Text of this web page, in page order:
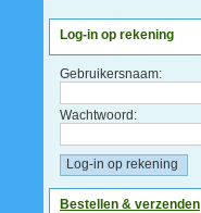
Log-in op rekening
Gebruikersnaam:
Wachtwoord:
Bestellen & verzenden